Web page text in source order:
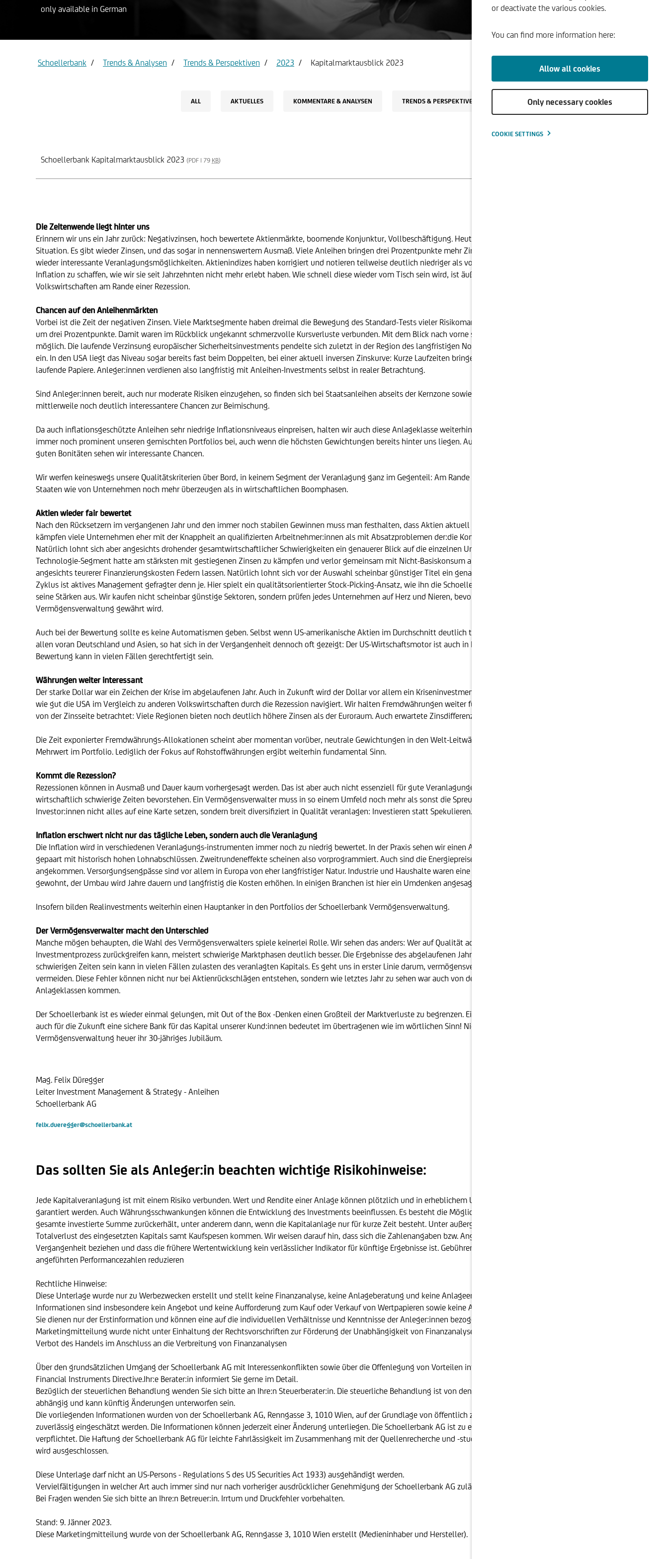
Report service Income statement
only available in German
Schoellerbank Trends & Analysen Trends & Perspektiven 2023 Kapitalmarktausblick 2023
ALL AKTUELLES KOMMENTARE & ANALYSEN TRENDS & PERSPEKTIVEN
Schoellerbank Kapitalmarktausblick 2023 (PDF | 79 KB)
Die Zeitenwende liegt hinter uns
Erinnern wir uns ein Jahr zurück: Negativzinsen, hoch bewertete Aktienmärkte, boomende Konjunktur, Vollbeschäftigung. Heute stehen wir vor einer gänzlich neuen
Situation. Es gibt wieder Zinsen, und das sogar in nennenswertem Ausmaß. Viele Anleihen bringen drei Prozentpunkte mehr Zinsen als noch vor einem Jahr und bieten damit
wieder interessante Veranlagungsmöglichkeiten. Aktienindizes haben korrigiert und notieren teilweise deutlich niedriger als vor einem Jahr. Allerdings macht uns auch eine
Inflation zu schaffen, wie wir sie seit Jahrzehnten nicht mehr erlebt haben. Wie schnell diese wieder vom Tisch sein wird, ist äußerst unsicher. Außerdem befinden sich viele
Volkswirtschaften am Rande einer Rezession.
Chancen auf den Anleihenmärkten
Vorbei ist die Zeit der negativen Zinsen. Viele Marktsegmente haben dreimal die Bewegung des Standard-Tests vieler Risikomanager:innen vollzogen: einen Renditeanstieg
um drei Prozentpunkte. Damit waren im Rückblick ungekannt schmerzvolle Kursverluste verbunden. Mit dem Blick nach vorne sind somit auch wieder interessante Renditen
möglich. Die laufende Verzinsung europäischer Sicherheitsinvestments pendelte sich zuletzt in der Region des langfristigen Notenbank-Inflationszieles bei gut zwei Prozent
ein. In den USA liegt das Niveau sogar bereits fast beim Doppelten, bei einer aktuell inversen Zinskurve: Kurze Laufzeiten bringen teilweise deutlich höhere Zinsen als länger
laufende Papiere. Anleger:innen verdienen also langfristig mit Anleihen-Investments selbst in realer Betrachtung.
Sind Anleger:innen bereit, auch nur moderate Risiken einzugehen, so finden sich bei Staatsanleihen abseits der Kernzone sowie bei qualitativen Unternehmensanleihen
mittlerweile noch deutlich interessantere Chancen zur Beimischung.
Da auch inflationsgeschützte Anleihen sehr niedrige Inflationsniveaus einpreisen, halten wir auch diese Anlageklasse weiterhin für günstig bewertet und mischen diese
immer noch prominent unseren gemischten Portfolios bei, auch wenn die höchsten Gewichtungen bereits hinter uns liegen. Auch bei Anleihen von Schwellenländern mit
guten Bonitäten sehen wir interessante Chancen.
Wir werfen keineswegs unsere Qualitätskriterien über Bord, in keinem Segment der Veranlagung ganz im Gegenteil: Am Rande einer Rezession müssen Geschäftsmodelle von
Staaten wie von Unternehmen noch mehr überzeugen als in wirtschaftlichen Boomphasen.
Aktien wieder fair bewertet
Nach den Rücksetzern im vergangenen Jahr und den immer noch stabilen Gewinnen muss man festhalten, dass Aktien aktuell weit weg von teuer bewertet sind. Derzeit
kämpfen viele Unternehmen eher mit der Knappheit an qualifizierten Arbeitnehmer:innen als mit Absatzproblemen der:die Konsument:in hat sich nicht zurückgezogen.
Natürlich lohnt sich aber angesichts drohender gesamtwirtschaftlicher Schwierigkeiten ein genauerer Blick auf die einzelnen Unternehmen sowie auf die Sektoren. Das
Technologie-Segment hatte am stärksten mit gestiegenen Zinsen zu kämpfen und verlor gemeinsam mit Nicht-Basiskonsum am meisten. Auch der Immobiliensektor musste
angesichts teurerer Finanzierungskosten Federn lassen. Natürlich lohnt sich vor der Auswahl scheinbar günstiger Titel ein genauerer Blick: Gerade in der jetzigen Phase des
Zyklus ist aktives Management gefragter denn je. Hier spielt ein qualitätsorientierter Stock-Picking-Ansatz, wie ihn die Schoellerbank seit Jahrzehnten erfolgreich verfolgt,
seine Stärken aus. Wir kaufen nicht scheinbar günstige Sektoren, sondern prüfen jedes Unternehmen auf Herz und Nieren, bevor der Zugang in die Schoellerbank
Vermögensverwaltung gewährt wird.
Auch bei der Bewertung sollte es keine Automatismen geben. Selbst wenn US-amerikanische Aktien im Durchschnitt deutlich teurer aussehen als ihre Pendants aus Europa
allen voran Deutschland und Asien, so hat sich in der Vergangenheit dennoch oft gezeigt: Der US-Wirtschaftsmotor ist auch in Krisen und Rezessionen stark, eine höhere
Bewertung kann in vielen Fällen gerechtfertigt sein.
Währungen weiter interessant
Der starke Dollar war ein Zeichen der Krise im abgelaufenen Jahr. Auch in Zukunft wird der Dollar vor allem ein Kriseninvestment bleiben. Dazu muss man genau beobachten,
wie gut die USA im Vergleich zu anderen Volkswirtschaften durch die Rezession navigiert. Wir halten Fremdwährungen weiter für ein interessantes Investment, nicht zuletzt
von der Zinsseite betrachtet: Viele Regionen bieten noch deutlich höhere Zinsen als der Euroraum. Auch erwartete Zinsdifferenzen spielen eine gewichtige Rolle.
Die Zeit exponierter Fremdwährungs-Allokationen scheint aber momentan vorüber, neutrale Gewichtungen in den Welt-Leitwährungen sind ein guter Weg für einen
Mehrwert im Portfolio. Lediglich der Fokus auf Rohstoffwährungen ergibt weiterhin fundamental Sinn.
Kommt die Rezession?
Rezessionen können in Ausmaß und Dauer kaum vorhergesagt werden. Das ist aber auch nicht essenziell für gute Veranlagungen. Einzige und wichtige Klarheit ist, dass uns
wirtschaftlich schwierige Zeiten bevorstehen. Ein Vermögensverwalter muss in so einem Umfeld noch mehr als sonst die Spreu vom Weizen trennen. Auch sollten
Investor:innen nicht alles auf eine Karte setzen, sondern breit diversifiziert in Qualität veranlagen: Investieren statt Spekulieren.
Inflation erschwert nicht nur das tägliche Leben, sondern auch die Veranlagung
Die Inflation wird in verschiedenen Veranlagungs-instrumenten immer noch zu niedrig bewertet. In der Praxis sehen wir einen Arbeitskräftemangel in vielen Branchen,
gepaart mit historisch hohen Lohnabschlüssen. Zweitrundeneffekte scheinen also vorprogrammiert. Auch sind die Energiepreise noch nicht in der Breite der Konsumgüter
angekommen. Versorgungsengpässe sind vor allem in Europa von eher langfristiger Natur. Industrie und Haushalte waren eine jahrzehntelang sehr günstige Versorgung
gewohnt, der Umbau wird Jahre dauern und langfristig die Kosten erhöhen. In einigen Branchen ist hier ein Umdenken angesagt.
Insofern bilden Realinvestments weiterhin einen Hauptanker in den Portfolios der Schoellerbank Vermögensverwaltung.
Der Vermögensverwalter macht den Unterschied
Manche mögen behaupten, die Wahl des Vermögensverwalters spiele keinerlei Rolle. Wir sehen das anders: Wer auf Qualität achtet und auf einen krisenerprobten
Investmentprozess zurückgreifen kann, meistert schwierige Marktphasen deutlich besser. Die Ergebnisse des abgelaufenen Jahres zeigen, wie groß die Streuung in
schwierigen Zeiten sein kann in vielen Fällen zulasten des veranlagten Kapitals. Es geht uns in erster Linie darum, vermögensvernichtende Fehler für unsere Kund:innen zu
vermeiden. Diese Fehler können nicht nur bei Aktienrückschlägen entstehen, sondern wie letztes Jahr zu sehen war auch von der Anleihenseite oder in Zukunft von anderen
Anlageklassen kommen.
Der Schoellerbank ist es wieder einmal gelungen, mit Out of the Box -Denken einen Großteil der Marktverluste zu begrenzen. Ein langfristig bewährter Investmentansatz, der
auch für die Zukunft eine sichere Bank für das Kapital unserer Kund:innen bedeutet im übertragenen wie im wörtlichen Sinn! Nicht ohne Grund feiert die Schoellerbank
Vermögensverwaltung heuer ihr 30-jähriges Jubiläum.
Mag. Felix Düregger
Leiter Investment Management & Strategy - Anleihen
Schoellerbank AG
felix.dueregger@schoellerbank.at
Das sollten Sie als Anleger:in beachten wichtige Risikohinweise:
Jede Kapitalveranlagung ist mit einem Risiko verbunden. Wert und Rendite einer Anlage können plötzlich und in erheblichem Umfang steigen oder fallen und können nicht
garantiert werden. Auch Währungsschwankungen können die Entwicklung des Investments beeinflussen. Es besteht die Möglichkeit, dass der:die Anleger:in nicht die
gesamte investierte Summe zurückerhält, unter anderem dann, wenn die Kapitalanlage nur für kurze Zeit besteht. Unter außergewöhnlichen Umständen kann es bis zum
Totalverlust des eingesetzten Kapitals samt Kaufspesen kommen. Wir weisen darauf hin, dass sich die Zahlenangaben bzw. Angaben zur Wertentwicklung auf die
Vergangenheit beziehen und dass die frühere Wertentwicklung kein verlässlicher Indikator für künftige Ergebnisse ist. Gebühren und steuerliche Aufwendungen können die
angeführten Performancezahlen reduzieren
Rechtliche Hinweise:
Diese Unterlage wurde nur zu Werbezwecken erstellt und stellt keine Finanzanalyse, keine Anlageberatung und keine Anlageempfehlung dar. Die vorliegenden
Informationen sind insbesondere kein Angebot und keine Aufforderung zum Kauf oder Verkauf von Wertpapieren sowie keine Aufforderung, ein solches Angebot zu stellen.
Sie dienen nur der Erstinformation und können eine auf die individuellen Verhältnisse und Kenntnisse der Anleger:innen bezogene Beratung nicht ersetzen. Diese
Marketingmitteilung wurde nicht unter Einhaltung der Rechtsvorschriften zur Förderung der Unabhängigkeit von Finanzanalysen erstellt und unterliegt auch nicht dem
Verbot des Handels im Anschluss an die Verbreitung von Finanzanalysen
Über den grundsätzlichen Umgang der Schoellerbank AG mit Interessenkonflikten sowie über die Offenlegung von Vorteilen informiert Sie die Broschüre MiFID II -Markets in
Financial Instruments Directive.Ihr:e Berater:in informiert Sie gerne im Detail.
Bezüglich der steuerlichen Behandlung wenden Sie sich bitte an Ihre:n Steuerberater:in. Die steuerliche Behandlung ist von den persönlichen Verhältnissen der Anleger:innen
abhängig und kann künftig Änderungen unterworfen sein.
Die vorliegenden Informationen wurden von der Schoellerbank AG, Renngasse 3, 1010 Wien, auf der Grundlage von öffentlich zugänglichen Quellen erstellt, die als
zuverlässig eingeschätzt werden. Die Informationen können jederzeit einer Änderung unterliegen. Die Schoellerbank AG ist zu einer Aktualisierung dieser Informationen nicht
verpflichtet. Die Haftung der Schoellerbank AG für leichte Fahrlässigkeit im Zusammenhang mit der Quellenrecherche und -studie und den darauf beruhenden Informationen
wird ausgeschlossen.
Diese Unterlage darf nicht an US-Persons - Regulations S des US Securities Act 1933) ausgehändigt werden.
Vervielfältigungen in welcher Art auch immer sind nur nach vorheriger ausdrücklicher Genehmigung der Schoellerbank AG zulässig.
Bei Fragen wenden Sie sich bitte an Ihre:n Betreuer:in. Irrtum und Druckfehler vorbehalten.
Stand: 9. Jänner 2023.
Diese Marketingmitteilung wurde von der Schoellerbank AG, Renngasse 3, 1010 Wien erstellt (Medieninhaber und Hersteller).
or deactivate the various cookies.
You can find more information here:
Allow all cookies
Only necessary cookies
COOKIE SETTINGS